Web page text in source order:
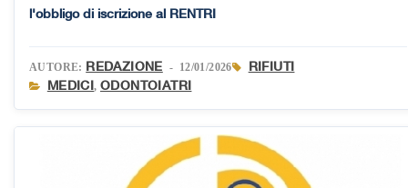
l'obbligo di iscrizione al RENTRI
AUTORE: REDAZIONE - 12/01/2026
RIFIUTI
MEDICI,ODONTOIATRI